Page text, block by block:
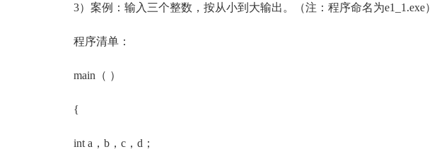
3）案例：输入三个整数，按从小到大输出。（注：程序命名为e1_1.exe）
程序清单：
main（ ）
{
int a，b，c，d；